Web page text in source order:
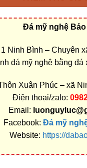
Đá mỹ nghệ
Ninh Bình – Chuyên
đá mỹ nghệ bằng
Xuân Phúc – xã
Điện thoại/zalo:
Email:
Facebook: Đá mỹ
Website: https://